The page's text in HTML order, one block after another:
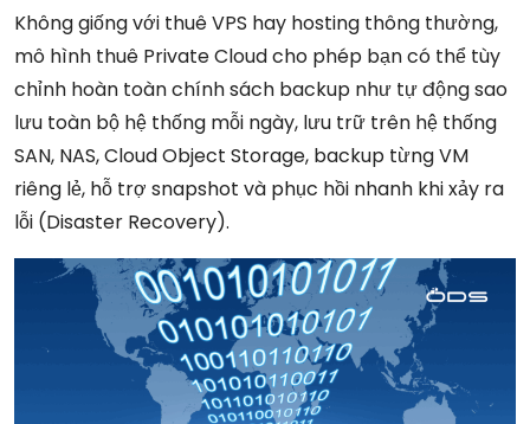
Không giống với thuê VPS hay hosting thông thường,
mô hình thuê Private Cloud cho phép bạn có thể tùy
chỉnh hoàn toàn chính sách backup như tự động sao
lưu toàn bộ hệ thống mỗi ngày, lưu trữ trên hệ thống
SAN, NAS, Cloud Object Storage, backup từng VM
riêng lẻ, hỗ trợ snapshot và phục hồi nhanh khi xảy ra
lỗi (Disaster Recovery).